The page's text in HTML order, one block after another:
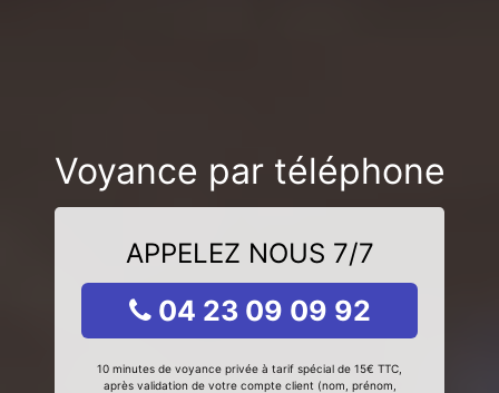
Voyance par téléphone
APPELEZ NOUS 7/7
04 23 09 09 92
10 minutes de voyance privée à tarif spécial de 15€ TTC,
après validation de votre compte client (nom, prénom,